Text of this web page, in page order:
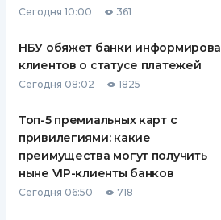
СТРАХОВАНИЮ
ВСЕ СТРАХОВЫЕ ПОЛИСЫ
ОТЗЫВЫ О СТРАХОВЫХ
КОМПАНИЯХ
Сегодня 10:00 361
НБУ обяжет банки
клиентов о статусе платежей
Сегодня 08:02 1825
Топ-5 премиальных карт с
привилегиями: какие
преимущества могут получить
ныне VIP-клиенты банков
Сегодня 06:50 718